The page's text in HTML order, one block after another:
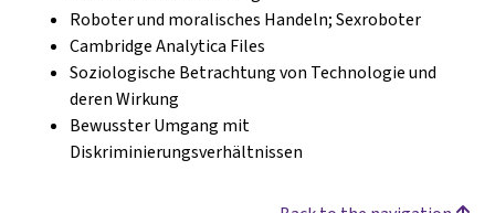
Roboter und moralisches Handeln; Sexroboter
Cambridge Analytica Files
Soziologische Betrachtung von Technologie und
deren Wirkung
Bewusster Umgang mit
Diskriminierungsverhältnissen